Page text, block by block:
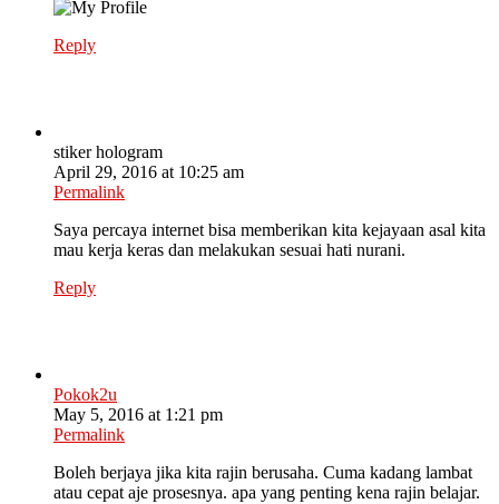
Reply
stiker hologram
April 29, 2016 at 10:25 am
Permalink
Saya percaya internet bisa memberikan kita kejayaan asal kita
mau kerja keras dan melakukan sesuai hati nurani.
Reply
Pokok2u
May 5, 2016 at 1:21 pm
Permalink
Boleh berjaya jika kita rajin berusaha. Cuma kadang lambat
atau cepat aje prosesnya. apa yang penting kena rajin belajar.